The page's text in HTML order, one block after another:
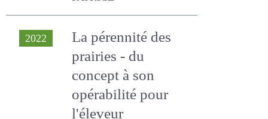
2022
La pérennité des
prairies - du
concept à son
opérabilité pour
l'éleveur